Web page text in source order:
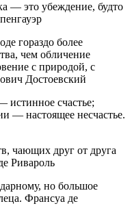
— это убеждение, будто
гораздо более
чем обличение
с природой, с
Достоевский
истинное счастье;
— настоящее несчастье.
чающих друг от друга
Ривароль
но большое
Франсуа де